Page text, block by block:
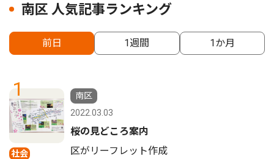
南区 人気記事ランキング
前日 1週間 1か月
1
社会
南区
2022.03.03
桜の見どころ案内
区がリーフレット作成